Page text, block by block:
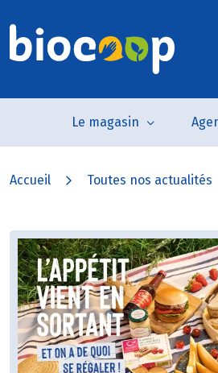
Le magasin
Accueil Toutes nos actualités